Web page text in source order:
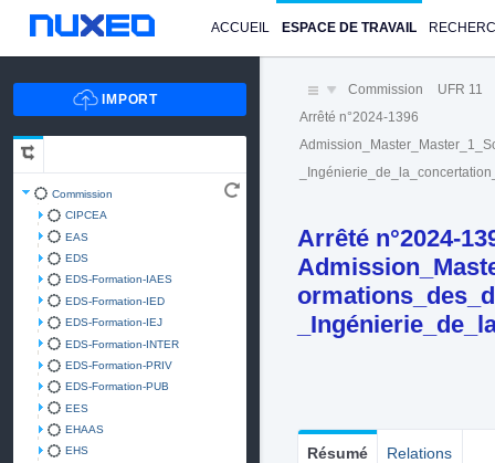
ACCUEIL ESPACE DE TRAVAIL
Commission
CIPCEA
EAS
EDS
EDS-Formation-IAES
EDS-Formation-IED
EDS-Formation-IEJ
EDS-Formation-INTER
EDS-Formation-PRIV
EDS-Formation-PUB
EES
EHAAS
EHS
Commission UFR 11
Arrêté n°2024-1396
Arrêté n°2024-
Résumé Relations